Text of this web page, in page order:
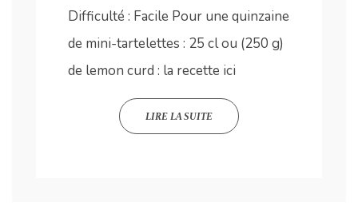
Difficulté : Facile Pour une quinzaine
de mini-tartelettes : 25 cl ou (250 g)
de lemon curd : la recette ici
LIRE LA SUITE